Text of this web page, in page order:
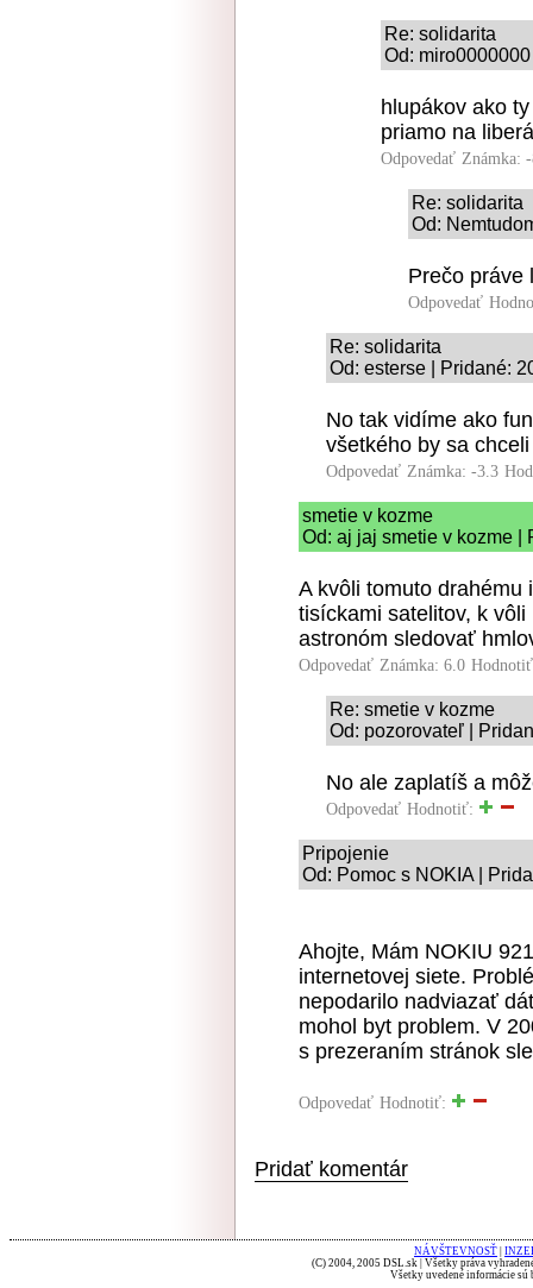
Re: solidarita
Od:
hlupákov ako
priamo na
Odpovedať Známka:
Re: solidarita
Od:
Prečo práve
Odpovedať
Re: solidarita
Od: esterse | Pridané:
No tak vidíme ako
všetkého by sa
Odpovedať Známka: -3.3
smetie v kozme
Od: aj jaj smetie v kozme |
A kvôli tomuto drahému
tisíckami satelitov, k
astronóm sledovať
Odpovedať Známka: 6.0
Re: smetie v kozme
Od: pozorovateľ |
No ale zaplatíš a
Odpovedať Hodnotiť:
Pripojenie
Od: Pomoc s NOKIA |
Ahojte, Mám NOKIU
internetovej siete.
nepodarilo nadviazať
mohol byt problem. V
s prezeraním stránok
Odpovedať Hodnotiť:
Pridať komentár
NÁVŠTEVNOSŤ
(C) 2004, 2005 DSL.sk | Všetky práva
Všetky uvedené informácie sú